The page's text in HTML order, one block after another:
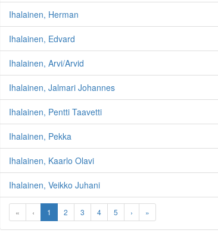
Ihalainen, Herman
Ihalainen, Edvard
Ihalainen, Arvi/Arvid
Ihalainen, Jalmari Johannes
Ihalainen, Pentti Taavetti
Ihalainen, Pekka
Ihalainen, Kaarlo Olavi
Ihalainen, Veikko Juhani
« ‹ 1 2 3 4 5 › »